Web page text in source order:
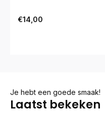
€14,00
Je hebt een goede smaak!
Laatst bekeken